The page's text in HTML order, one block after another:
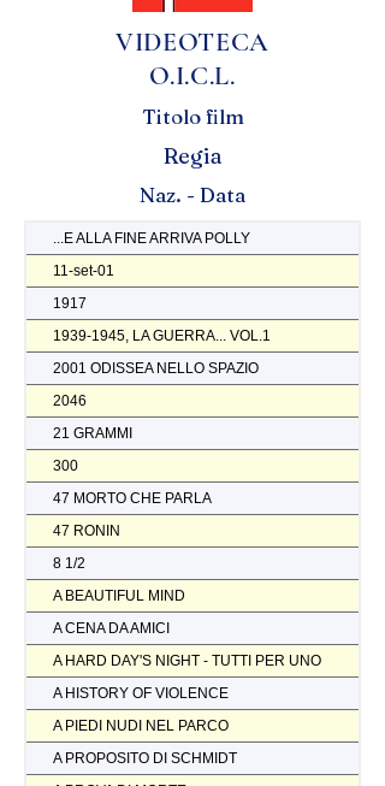
VIDEOTECA
O.I.C.L.
Titolo film
Regia
Naz. - Data
...E ALLA FINE ARRIVA POLLY
11-set-01
1917
1939-1945, LA GUERRA... VOL.1
2001 ODISSEA NELLO SPAZIO
2046
21 GRAMMI
300
47 MORTO CHE PARLA
47 RONIN
8 1/2
A BEAUTIFUL MIND
A CENA DA AMICI
A HARD DAY'S NIGHT - TUTTI PER UNO
A HISTORY OF VIOLENCE
A PIEDI NUDI NEL PARCO
A PROPOSITO DI SCHMIDT